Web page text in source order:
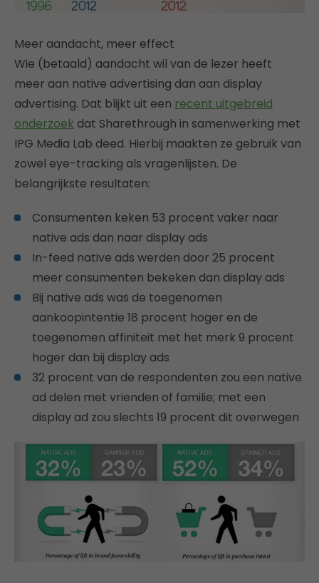
Meer aandacht, meer effect
Wie (betaald) aandacht wil van de lezer heeft
meer aan native advertising dan aan display
advertising. Dat blijkt uit een recent uitgebreid
onderzoek dat Sharethrough in samenwerking met
IPG Media Lab deed. Hierbij maakten ze gebruik van
zowel eye-tracking als vragenlijsten. De
belangrijkste resultaten:
Consumenten keken 53 procent vaker naar
native ads dan naar display ads
In-feed native ads werden door 25 procent
meer consumenten bekeken dan display ads
Bij native ads was de toegenomen
aankoopintentie 18 procent hoger en de
toegenomen affiniteit met het merk 9 procent
hoger dan bij display ads
32 procent van de respondenten zou een native
ad delen met vrienden of familie; met een
display ad zou slechts 19 procent dit overwegen